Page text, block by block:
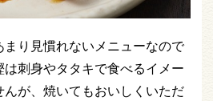
り見慣れないメニューなので
刺身やタタキで食べるイメー
が、焼いてもおいしくいただ